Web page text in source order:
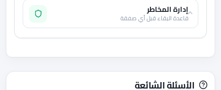
إدارة المخاطر
قاعدة البقاء قبل أي صفقة
الأسئلة الشائعة